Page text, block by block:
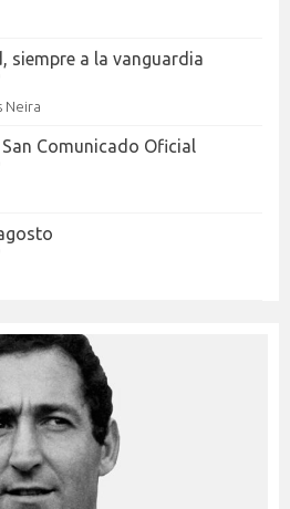
siempre a la vanguardia
Neira
Comunicado Oficial